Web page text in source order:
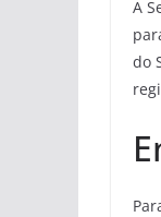
A
do